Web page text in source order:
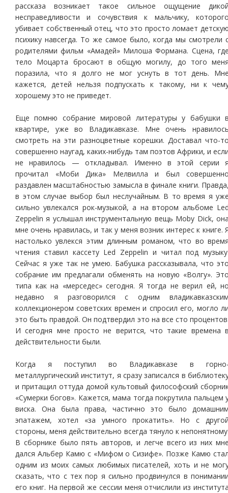
рассказа возникает такое сильное ощущение
несправедливости и сочувствия к мальчику,
убивает собственный отец, что это просто ломает
психику навсегда. То же самое было, когда мы смотрели
родителями фильм «Амадей» Милоша Формана. Сцена,
тело Моцарта бросают в общую могилу, до того
поразила, что я долго не мог уснуть в тот день.
кажется, детей нельзя подпускать к такому, ни к
хорошему это не приведет.
Еще помню собрание мировой литературы у бабушки
квартире, уже во Владикавказе. Мне очень
смотреть на эти разноцветные корешки. Доставал что-
совершенно наугад, каких-нибудь там поэтов Африки, и
не нравилось — откладывал. Именно в этой серии
прочитал «Моби Дика» Мелвилла и был
раздавлен масштабностью замысла в финале книги.
в этом случае выбор был неслучайным. В то время я
сильно увлекался рок-музыкой, а на втором альбоме
Zeppelin я услышал инструментальную вещь Moby Dick,
мне очень нравилась, и так у меня возник интерес к книге.
настолько увлекся этим длинным романом, что во
чтения ставил кассету Led Zeppelin и читал под
Сейчас я уже так не умею. Бабушка рассказывала, что
собрание им предлагали обменять на новую «Волгу».
типа как на «мерседес» сегодня. Я тогда не верил ей,
недавно я разговорился с одним
коллекционером советских времен и спросил его, могло
это быть правдой. Он подтвердил это на все сто
И сегодня мне просто не верится, что такие времена
действительности были.
Когда я поступил во Владикавказе в
металлургический институт, я сразу записался в
и притащил оттуда домой культовый философский
«Сумерки богов». Кажется, мама тогда покрутила пальцем
виска. Она была права, частично это было
эпатажем, хотел «за умного прокатить». Но с
стороны, меня действительно всегда тянуло к
В сборнике было пять авторов, и легче всего из них
дался Альбер Камю с «Мифом о Сизифе». Позже Камю
одним из моих самых любимых писателей, хоть и не
сказать, что с тех пор я сильно продвинулся в
его книг. На первой же сессии меня отчислили из